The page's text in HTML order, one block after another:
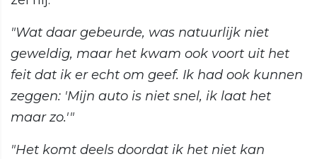
"Wat daar gebeurde, was natuurlijk niet
geweldig, maar het kwam ook voort uit het
feit dat ik er echt om geef. Ik had ook kunnen
zeggen: 'Mijn auto is niet snel, ik laat het
maar zo.'"
"Het komt deels doordat ik het niet kan